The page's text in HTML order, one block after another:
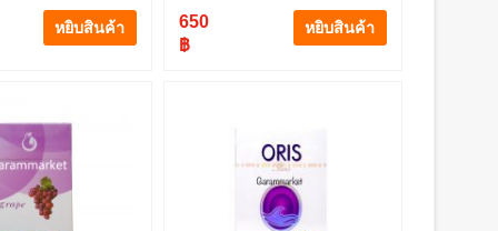
หยิบสินค้า
650
฿
หยิบสินค้า